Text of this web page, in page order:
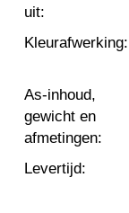
uit:
Kleurafwerking:
As-inhoud,
gewicht en
afmetingen:
Levertijd: